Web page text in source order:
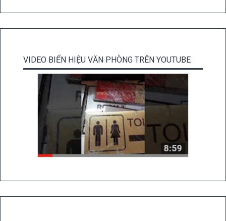
VIDEO BIỂN HIỆU VĂN PHÒNG TRÊN YOUTUBE